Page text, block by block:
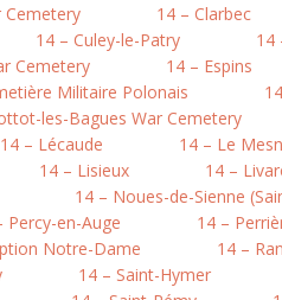
Cemetery
14 – Clarbec
14 – Culey-le-Patry
14
Cemetery
14 – Espins
Militaire Polonais
les-Bagues War Cemetery
14 – Lécaude 14 – Le
14 – Lisieux 14 –
14 – Noues-de-Sienne
Percy-en-Auge 14 –
Notre-Dame
14 –
14 – Saint-Hymer